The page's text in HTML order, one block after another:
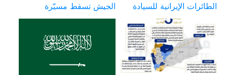
الطائرات الإيرانية للسيادة
الجيش تسقط مسيّرة